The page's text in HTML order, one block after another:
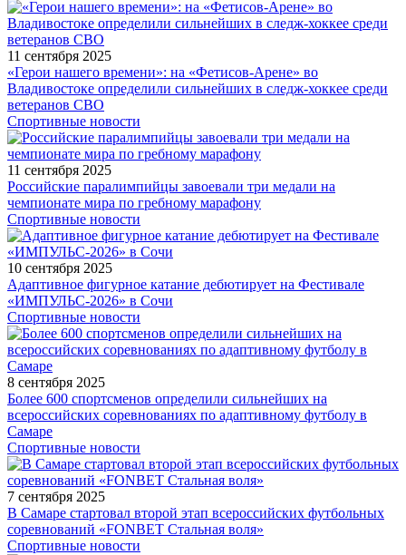
11 сентября 2025
«Герои нашего времени»: на «Фетисов-Арене» во
Владивостоке определили сильнейших в следж-хоккее среди
ветеранов СВО
Спортивные новости
11 сентября 2025
Российские паралимпийцы завоевали три медали на
чемпионате мира по гребному марафону
Спортивные новости
10 сентября 2025
Адаптивное фигурное катание дебютирует на Фестивале
«ИМПУЛЬС-2026» в Сочи
Спортивные новости
8 сентября 2025
Более 600 спортсменов определили сильнейших на
всероссийских соревнованиях по адаптивному футболу в
Самаре
Спортивные новости
7 сентября 2025
В Самаре стартовал второй этап всероссийских футбольных
соревнований «FONBET Стальная воля»
Спортивные новости